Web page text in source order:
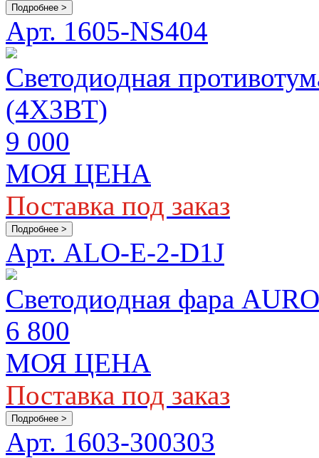
Подробнее >
Арт. 1605-NS404
Светодиодная
(4X3ВТ)
9 000
МОЯ ЦЕНА
Поставка под заказ
Подробнее >
Арт. ALO-E-2-D1J
Светодиодная фара
6 800
МОЯ ЦЕНА
Поставка под заказ
Подробнее >
Арт. 1603-300303